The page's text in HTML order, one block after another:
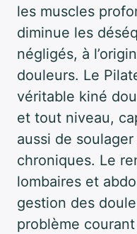
les muscles
diminue les
négligés, à
douleurs. Le
véritable kiné
et tout niveau,
aussi de
chroniques. Le
lombaires et
gestion des
problème